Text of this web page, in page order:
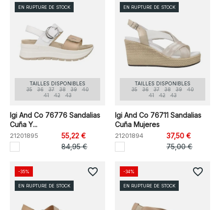
TAILLES DISPONIBLES
35
36 37 38 39
40
41
42 43
Igi And Co 76776 Sandalias
Cuña Y...
21201895
55,22 €
84,95 €
EN RUPTURE DE STOCK
TAILLES DISPONIBLES
35
36 37 38 39
40
41
42 43
Igi And Co 76711 Sandalias
Cuña Mujeres
21201894
37,50 €
75,00 €
EN RUPTURE DE STOCK
-35%
EN RUPTURE DE STOCK
favorite_border -34%
EN RUPTURE DE STOCK
favorite_border